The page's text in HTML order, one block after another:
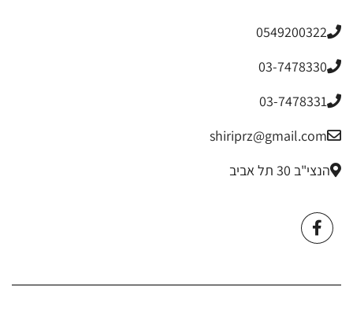
0549200322
03-7478330
03-7478331
shiriprz@gmail.com
הנצי"ב 30 תל אביב